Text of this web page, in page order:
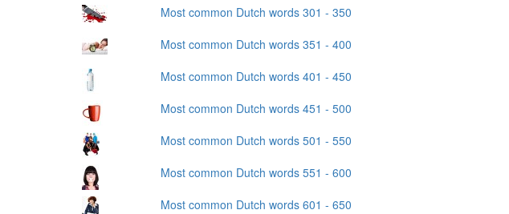
Most common Dutch words 301 - 350
Most common Dutch words 351 - 400
Most common Dutch words 401 - 450
Most common Dutch words 451 - 500
Most common Dutch words 501 - 550
Most common Dutch words 551 - 600
Most common Dutch words 601 - 650